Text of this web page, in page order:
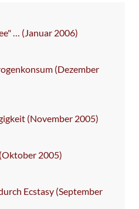
… (Januar 2006)
(Dezember
(November 2005)
2005)
Ecstasy (September